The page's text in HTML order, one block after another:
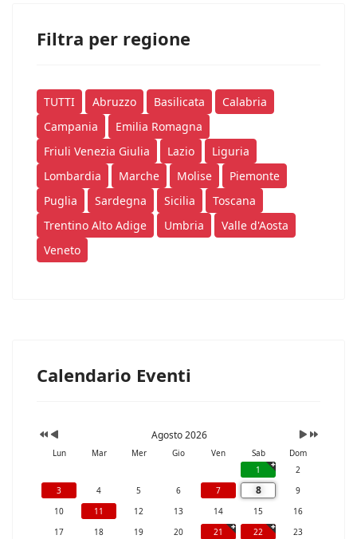
Filtra per regione
TUTTI Abruzzo Basilicata
Calabria
Campania
Emilia Romagna
Friuli Venezia Giulia
Lazio
Liguria
Lombardia
Marche Molise
Piemonte
Puglia
Sardegna Sicilia
Toscana
Trentino Alto Adige
Umbria
Valle d'Aosta
Veneto
Calendario Eventi
Agosto 2026
Lun Mar Mer Gio Ven Sab
Dom
1
2
3
4 5 6 7 8
9
10
11 12 13 14 15
16
17
18 19 20 21 22
23